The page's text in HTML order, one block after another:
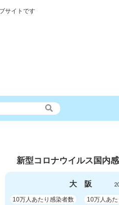
サイトです
新型コロナウイルス国内
大 阪
10万人あたり感染者数
10万人あ